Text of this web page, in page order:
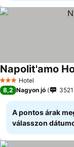
3 Kategória
Hotel
Napolit'amo
8,2 Nagyon jó 3521
A pontos árak
válasszon